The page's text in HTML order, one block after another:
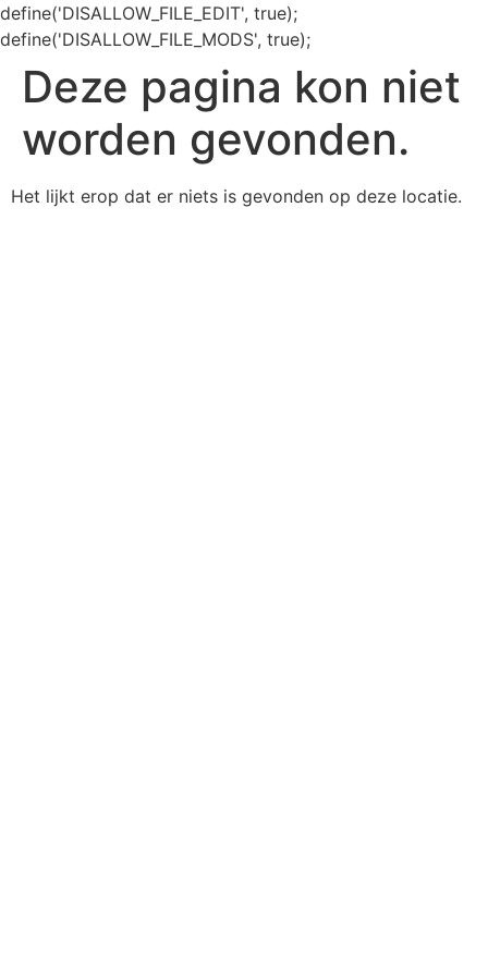
define('DISALLOW_FILE_EDIT', true);
define('DISALLOW_FILE_MODS', true);
Deze pagina kon niet
worden gevonden.
Het lijkt erop dat er niets is gevonden op deze locatie.